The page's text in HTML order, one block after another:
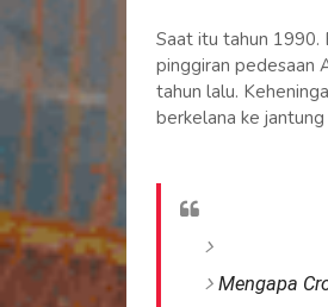
Saat itu tahun 1990.
pinggiran pedesaan
tahun lalu.
berkelana ke
Mengapa